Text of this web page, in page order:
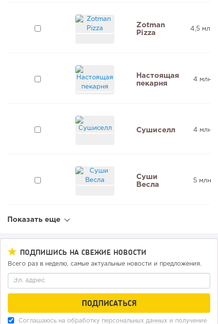
Zotman
Pizza
4,5 млн
Настоящая
пекарня
4 млн ₽
Сушиселл 4 млн ₽
Суши
Весла
5 млн ₽
Показать еще
ПОДПИШИСЬ НА СВЕЖИЕ НОВОСТИ
Всего раз в неделю, самые актуальные новости и предложения.
Соглашаюсь на обработку персональных данных и получение